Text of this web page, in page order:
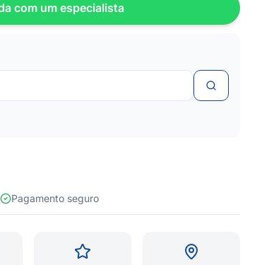
com um especialista
Pagamento seguro